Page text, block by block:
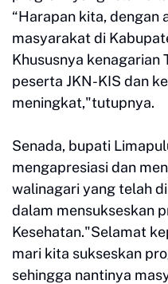
“Harapan kita, dengan
masyarakat di
Khususnya kenagarian
peserta JKN-KIS dan
meningkat,"tutupnya.
Senada, bupati
mengapresiasi dan
walinagari yang telah
dalam mensukseskan
Kesehatan."Selamat
mari kita sukseskan
sehingga nantinya